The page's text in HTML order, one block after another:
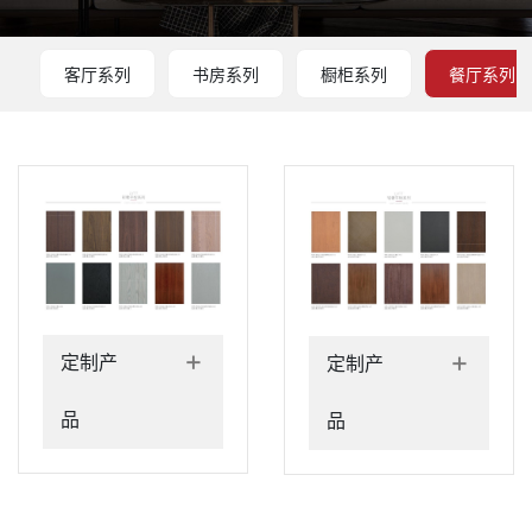
客厅系列 书房系列 橱柜系列 餐厅系列
定制产
品
+ 定制产
品
+